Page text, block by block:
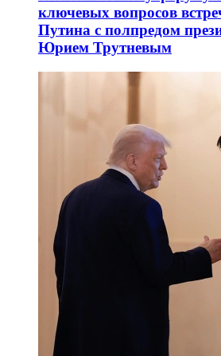
ключевых вопросов
Путина с полпредом
Юрием Трутневым